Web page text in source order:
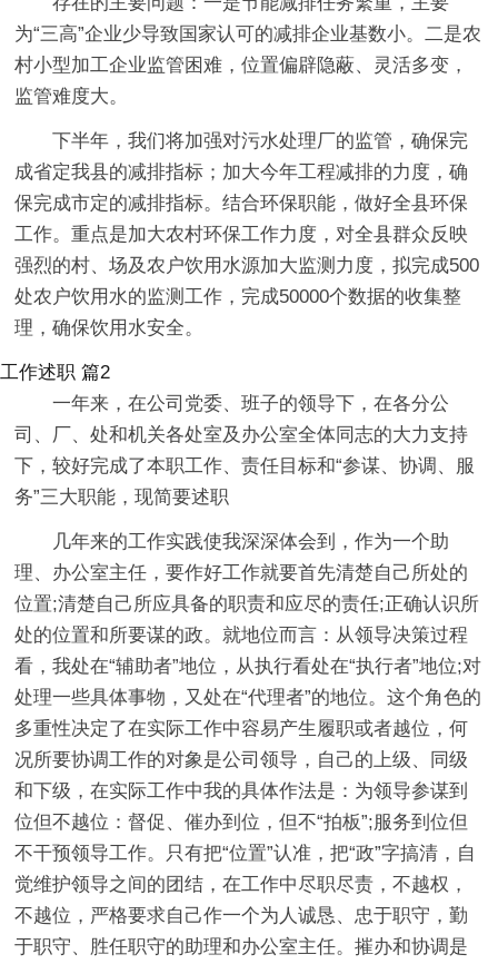
为“三高”企业少导致国家认可的减排企业基数小。二是农
村小型加工企业监管困难，位置偏辟隐蔽、灵活多变，
监管难度大。
下半年，我们将加强对污水处理厂的监管，确保完
成省定我县的减排指标；加大今年工程减排的力度，确
保完成市定的减排指标。结合环保职能，做好全县环保
工作。重点是加大农村环保工作力度，对全县群众反映
强烈的村、场及农户饮用水源加大监测力度，拟完成500
处农户饮用水的监测工作，完成50000个数据的收集整
理，确保饮用水安全。
工作述职 篇2
一年来，在公司党委、班子的领导下，在各分公
司、厂、处和机关各处室及办公室全体同志的大力支持
下，较好完成了本职工作、责任目标和“参谋、协调、服
务”三大职能，现简要述职
几年来的工作实践使我深深体会到，作为一个助
理、办公室主任，要作好工作就要首先清楚自己所处的
位置;清楚自己所应具备的职责和应尽的责任;正确认识所
处的位置和所要谋的政。就地位而言：从领导决策过程
看，我处在“辅助者”地位，从执行看处在“执行者”地位;对
处理一些具体事物，又处在“代理者”的地位。这个角色的
多重性决定了在实际工作中容易产生履职或者越位，何
况所要协调工作的对象是公司领导，自己的上级、同级
和下级，在实际工作中我的具体作法是：为领导参谋到
位但不越位：督促、催办到位，但不“拍板”;服务到位但
不干预领导工作。只有把“位置”认准，把“政”字搞清，自
觉维护领导之间的团结，在工作中尽职尽责，不越权，
不越位，严格要求自己作一个为人诚恳、忠于职守，勤
于职守、胜任职守的助理和办公室主任。摧办和协调是